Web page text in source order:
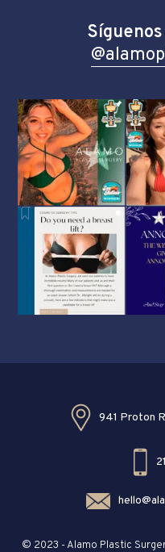
941 Proton
© 2023 - Alamo Plastic